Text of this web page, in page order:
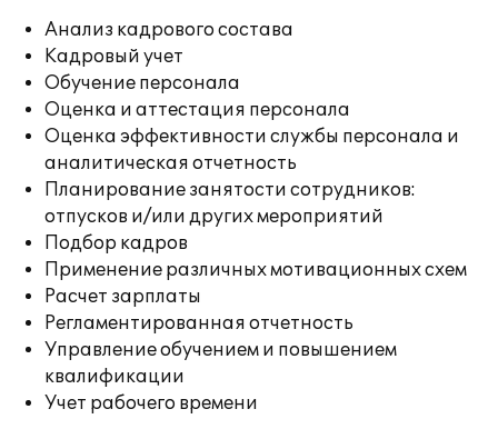
Анализ кадрового состава
Кадровый учет
Обучение персонала
Оценка и аттестация персонала
Оценка эффективности службы персонала и
аналитическая отчетность
Планирование занятости сотрудников:
отпусков и/или других мероприятий
Подбор кадров
Применение различных мотивационных схем
Расчет зарплаты
Регламентированная отчетность
Управление обучением и повышением
квалификации
Учет рабочего времени